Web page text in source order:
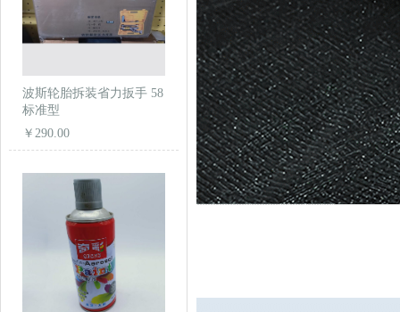
波斯轮胎拆装省力扳手 58
标准型
￥290.00